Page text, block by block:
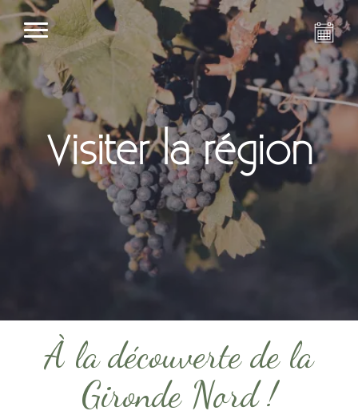
Visiter la région
À la découverte de la
Gironde Nord !